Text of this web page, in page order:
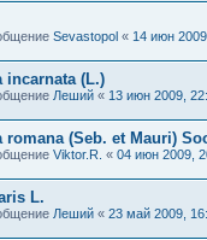
Sevastopol « 14 июн
incarnata (L.)
Леший « 13 июн 2009,
romana (Seb. et Mauri)
Viktor.R. « 04 июн 2009,
L.
Леший « 23 май 2009,